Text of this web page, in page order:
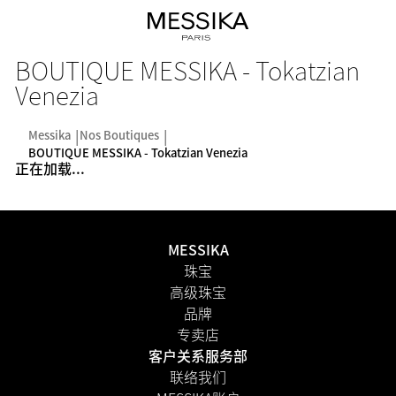
BOUTIQUE MESSIKA - Tokatzian
Venezia
Messika Nos Boutiques
BOUTIQUE MESSIKA - Tokatzian Venezia
正在加载...
MESSIKA
珠宝
高级珠宝
品牌
专卖店
客户关系服务部
联络我们